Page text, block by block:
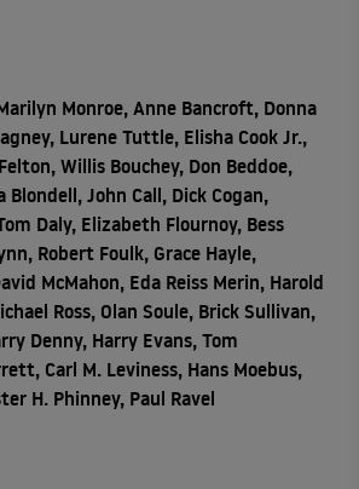
Monroe, Anne Bancroft, Donna
Lurene Tuttle, Elisha Cook Jr.,
Willis Bouchey, Don Beddoe,
John Call, Dick Cogan,
Daly, Elizabeth Flournoy, Bess
Robert Foulk, Grace Hayle,
McMahon, Eda Reiss Merin, Harold
Ross, Olan Soule, Brick Sullivan,
Denny, Harry Evans, Tom
Carl M. Leviness, Hans Moebus,
H. Phinney, Paul Ravel